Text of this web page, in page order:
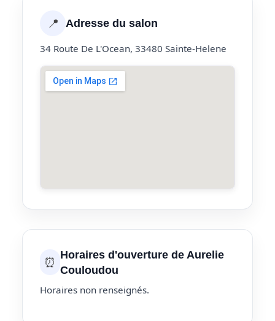
📍 Adresse du salon
34 Route De L'Ocean, 33480 Sainte-Helene
⏰ Horaires d'ouverture de Aurelie
Couloudou
Horaires non renseignés.